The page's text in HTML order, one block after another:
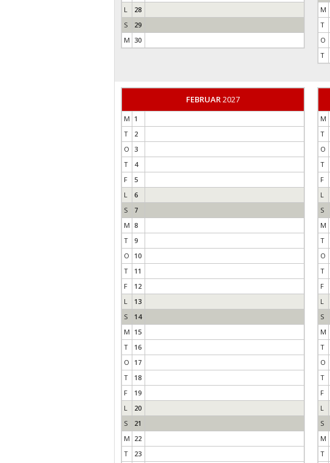
L
28
S
29
M 30
M
T
O
T
FEBRUAR2027
M 1
T
2
O 3
T
4
F
5
L
6
S
7
M 8
T
9
O
10
T
11
F
12
L
13
S
14
M 15
T
16
O
17
T
18
F
19
L
20
S
21
M 22
T
23
M
T
O
T
F
L
S
M
T
O
T
F
L
S
M
T
O
T
F
L
S
M
T